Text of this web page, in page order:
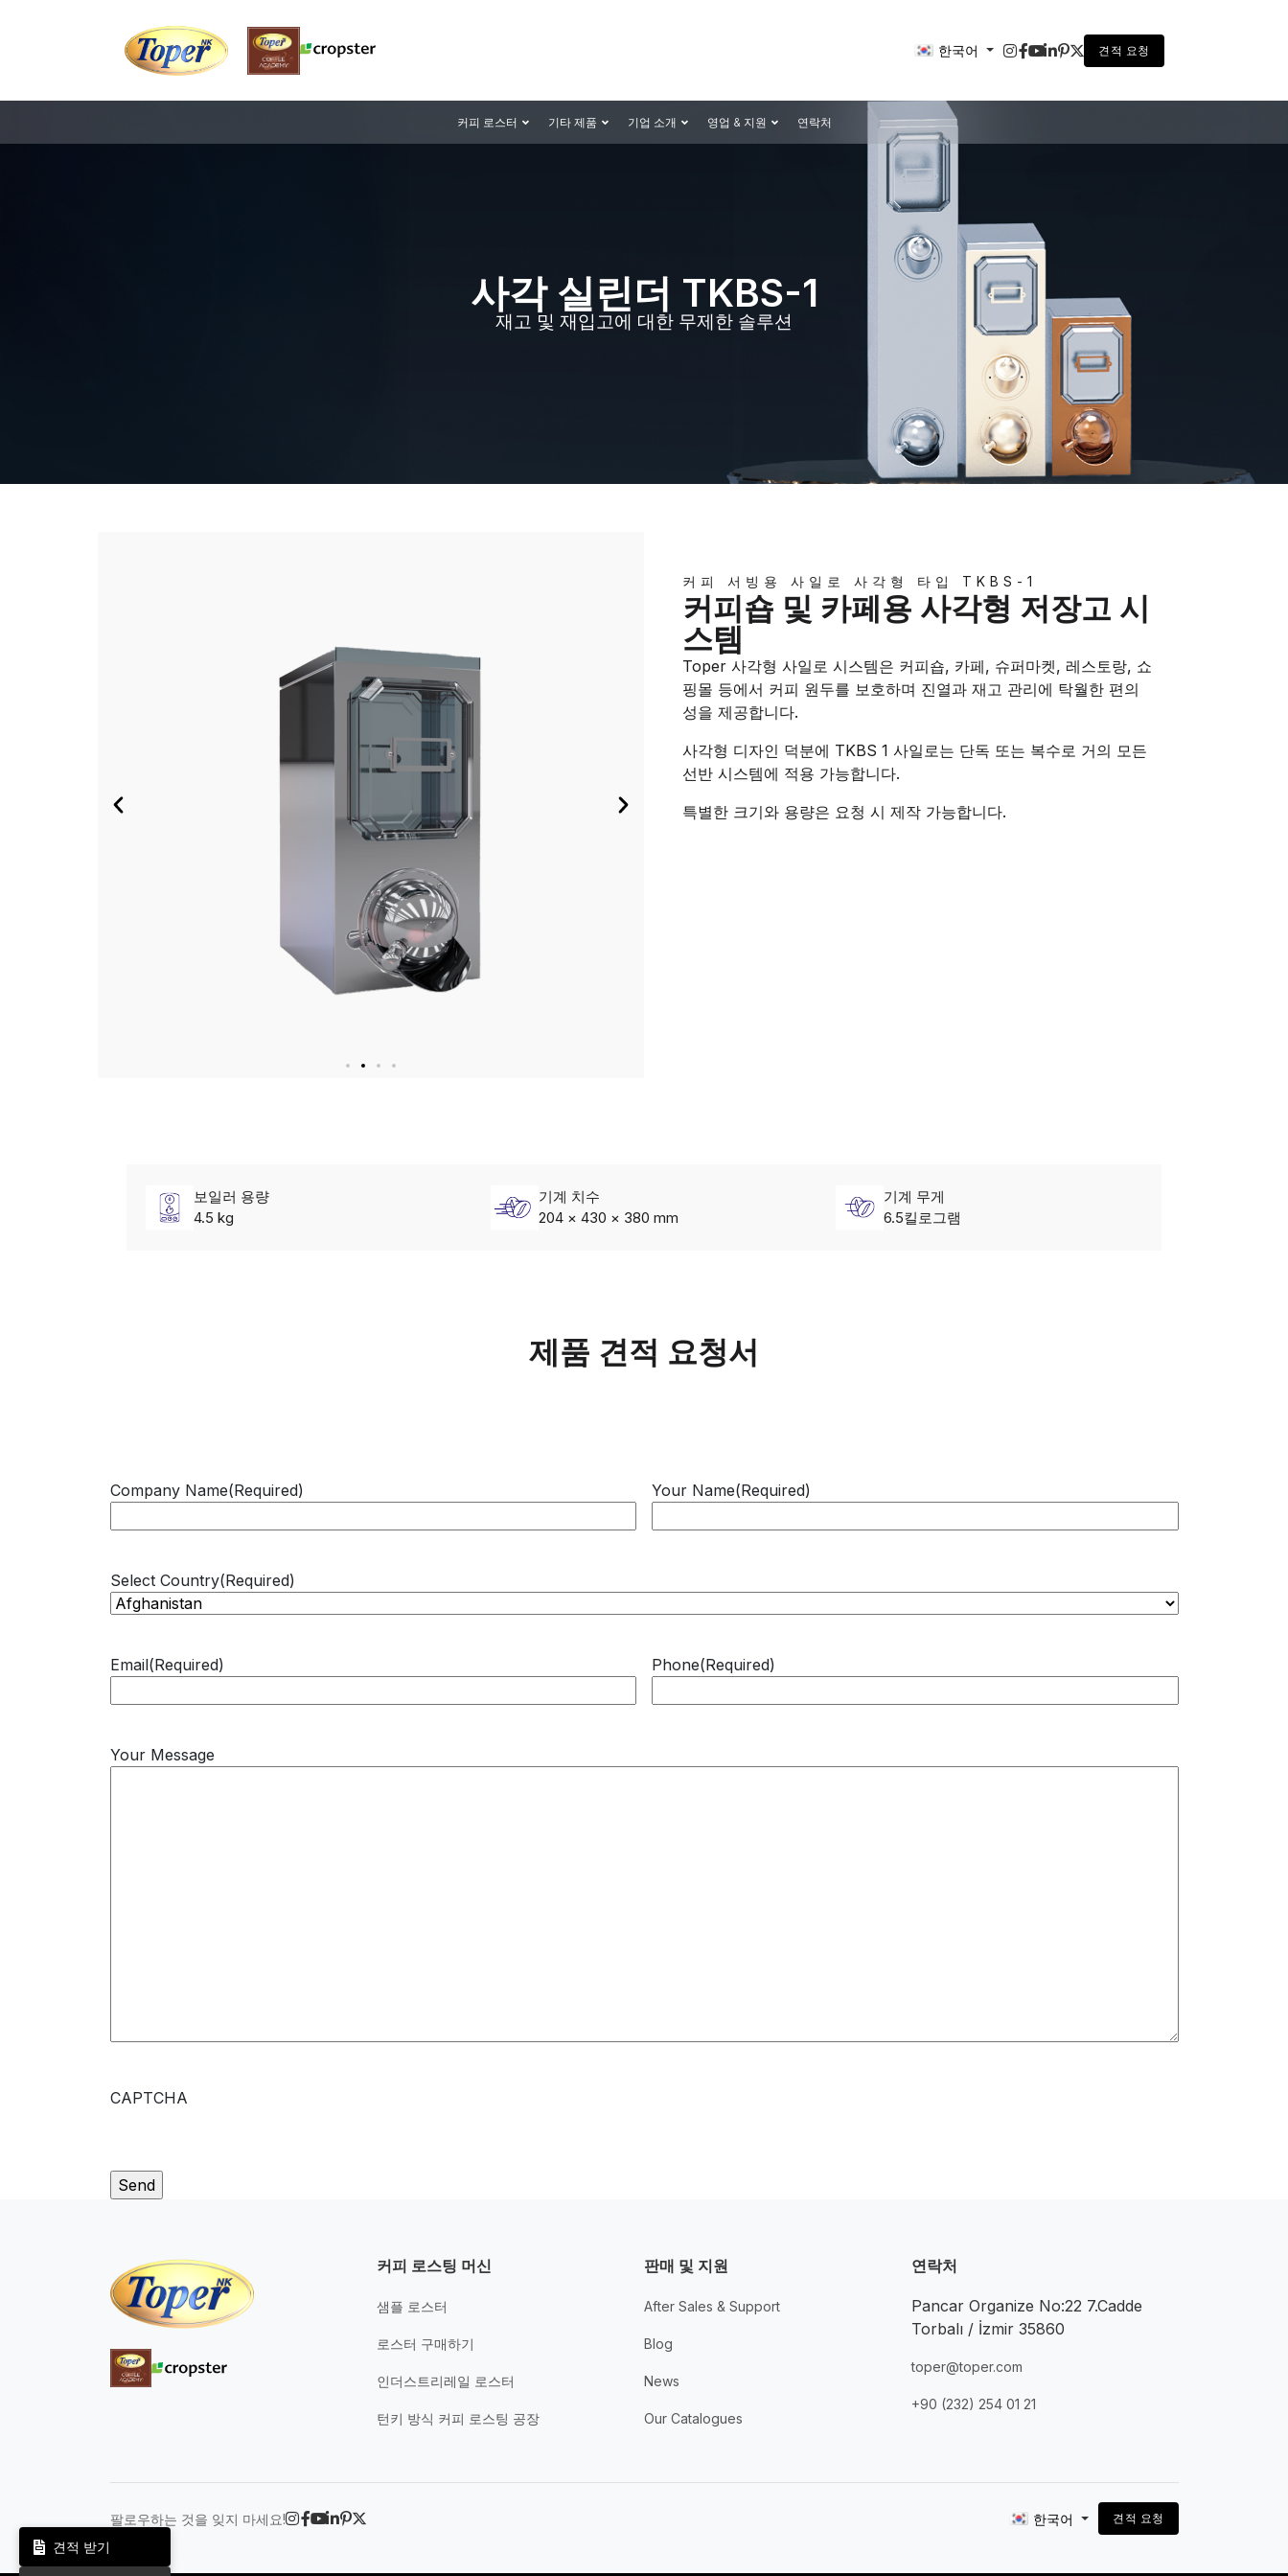
한국어 견적 요청
커피 로스터 기타 제품 기업 소개 영업 & 지원 연락처
사각 실린더 TKBS-1
재고 및 재입고에 대한 무제한 솔루션
커피 서빙용 사일로 사각형 타입 TKBS-1
커피숍 및 카페용 사각형 저장고 시
스템
Toper 사각형 사일로 시스템은 커피숍, 카페, 슈퍼마켓, 레스토랑, 쇼
핑몰 등에서 커피 원두를 보호하며 진열과 재고 관리에 탁월한 편의
성을 제공합니다.
사각형 디자인 덕분에 TKBS 1 사일로는 단독 또는 복수로 거의 모든
선반 시스템에 적용 가능합니다.
특별한 크기와 용량은 요청 시 제작 가능합니다.
보일러 용량
4.5 kg
기계 치수
204 × 430 × 380 mm
기계 무게
6.5킬로그램
제품 견적 요청서
Company Name(Required) Your Name(Required)
Select Country(Required)
Email(Required) Phone(Required)
Your Message
CAPTCHA
커피 로스팅 머신
샘플 로스터
로스터 구매하기
인더스트리레일 로스터
턴키 방식 커피 로스팅 공장
판매 및 지원
After Sales & Support
Blog
News
Our Catalogues
연락처
Pancar Organize No:22 7.Cadde
Torbalı / İzmir 35860
toper@toper.com
+90 (232) 254 01 21
팔로우하는 것을 잊지 마세요! 한국어 견적 요청
견적 받기